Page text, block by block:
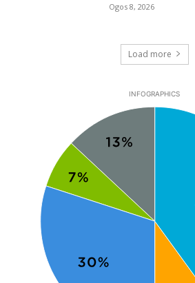
Ogos 8, 2026
Load more
INFOGRAPHICS